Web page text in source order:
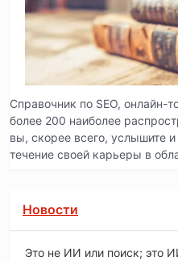
Справочник по SEO, онлайн-
более 200 наиболее
вы, скорее всего, услышите
течение своей карьеры в
Новости
Это не ИИ или поиск; это